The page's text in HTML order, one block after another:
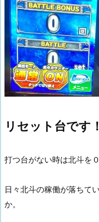
リセット台です！
打つ台がない時は北斗を
日々北斗の稼働が落ちて
か。